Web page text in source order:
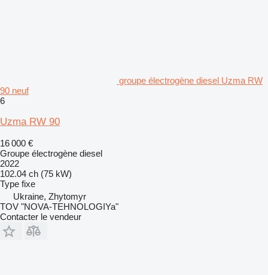
groupe électrogène diesel Uzma RW
90 neuf
6
Uzma RW 90
16 000 €
Groupe électrogène diesel
2022
102.04 ch (75 kW)
Type fixe
Ukraine, Zhytomyr
TOV "NOVA-TEHNOLOGIYa"
Contacter le vendeur